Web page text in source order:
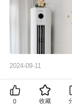
2024-09-11
食安会会长
0 收藏